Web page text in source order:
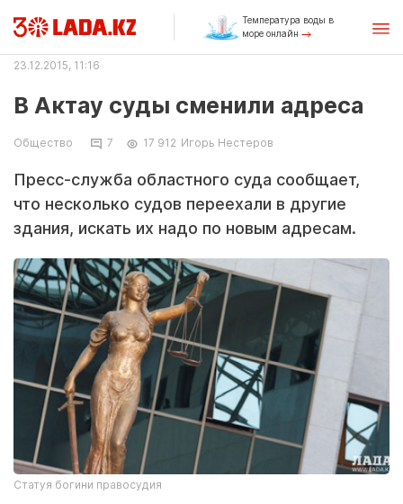
Температура воды в
море онлайн
23.12.2015, 11:16
В Актау суды сменили адреса
Общество 7 17 912 Игорь Нестеров
Пресс-служба областного суда сообщает,
что несколько судов переехали в другие
здания, искать их надо по новым адресам.
Статуя богини правосудия